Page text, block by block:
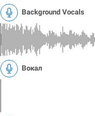
Background Vocals
Вокал